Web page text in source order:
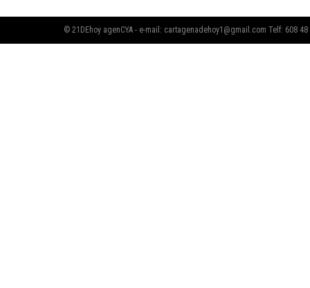
© 21DEhoy agenCYA - e-mail: cartagenadehoy1@gmail.com Telf: 608 48